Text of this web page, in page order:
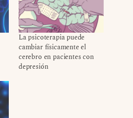
La psicoterapia puede
cambiar físicamente el
cerebro en pacientes con
depresión